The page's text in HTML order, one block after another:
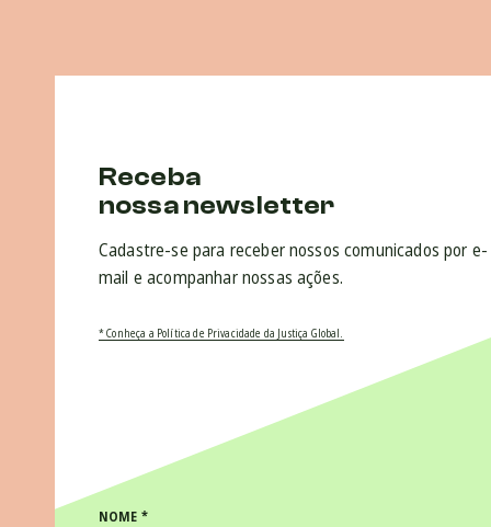
Receba
nossa newsletter
Cadastre-se para receber nossos comunicados por e-
mail e acompanhar nossas ações.
* Conheça a Política de Privacidade da Justiça Global.
NOME *